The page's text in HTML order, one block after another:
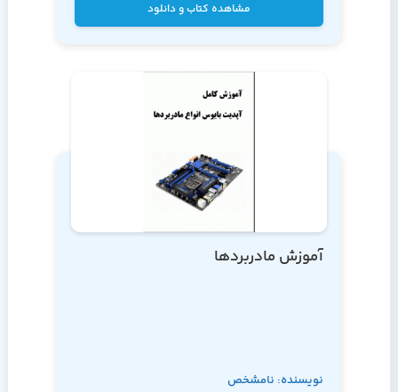
مشاهده کتاب و دانلود
آموزش مادربردها
نویسنده: نامشخص